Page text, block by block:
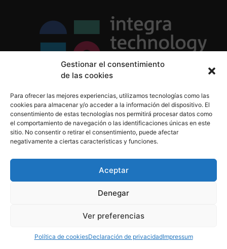
Gestionar el consentimiento
de las cookies
Para ofrecer las mejores experiencias, utilizamos tecnologías como las
cookies para almacenar y/o acceder a la información del dispositivo. El
consentimiento de estas tecnologías nos permitirá procesar datos como
el comportamiento de navegación o las identificaciones únicas en este
sitio. No consentir o retirar el consentimiento, puede afectar
negativamente a ciertas características y funciones.
Aceptar
Denegar
Ver preferencias
Política de cookiesDeclaración de privacidadImpressum
Política de Cookies
Aviso Legal
910 607 564
derechos reservados